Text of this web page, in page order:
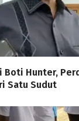
Boti Hunter,
Satu Sudut